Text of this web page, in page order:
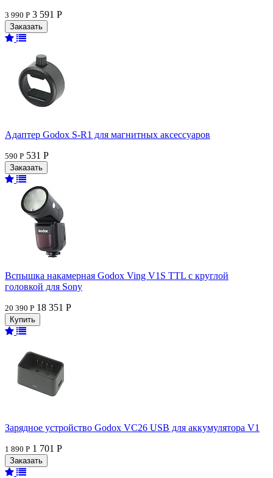
3 990 Р 3 591 Р
Адаптер Godox S-R1 для магнитных аксессуаров
590 Р 531 Р
Вспышка накамерная Godox Ving V1S TTL с круглой
головкой для Sony
20 390 Р 18 351 Р
Зарядное устройство Godox VC26 USB для аккумулятора V1
1 890 Р 1 701 Р